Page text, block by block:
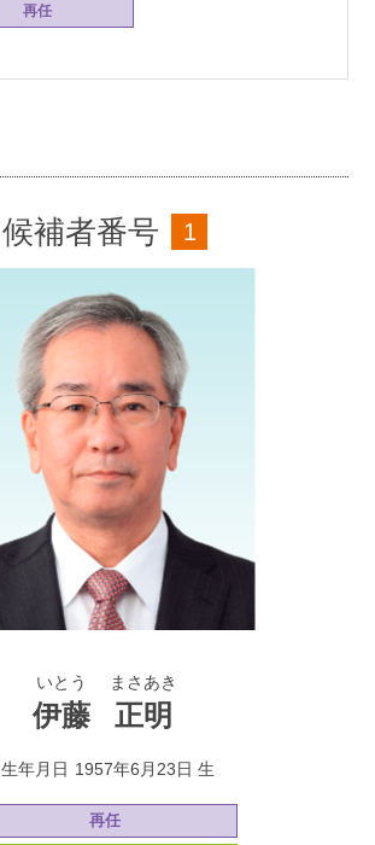
再任
候補者番号 1
いとう
伊藤
まさあき
正明
生年月日 1957年6月23日 生
再任